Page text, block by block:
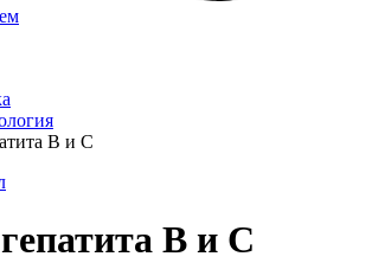
B и C
B и C